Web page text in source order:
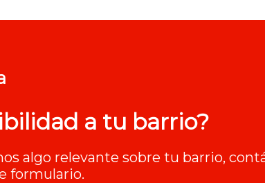
a tu barrio?
algo relevante sobre tu barrio,
formulario.